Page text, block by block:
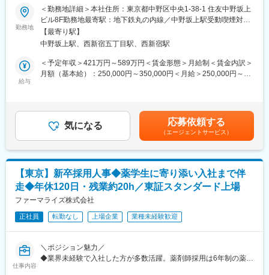
【幅広い商品群】
開発、販売の歴史を持つ人工呼吸器のみならず、急性期領域、在
宅ケア、手術室設備、外科系製品、産婦人科製品など、幅広い商
品群を持ちます。
日本における最先端医療機器の輸入商社として国内トップシェア
の製品を持ち、海外グループ会社による世界規模(アメリカ、フラ
【商社、メーカー双方の機能が強み】
海外の優れた医療機器を輸入し販売する商社機能のみならず、自
社グループメーカーによる製品開発・製造にも積極的に取り組ん
でいるほか、現場の声を生かしたOEMブランド「tkbシリーズ」も
展開しています。
変更の範囲：会社の定める業務
しい取り組みにもチャレンジできます。
◆薬剤師・調剤事務などの専門職採用を一気通貫で担当。採用難
易度の高い職種で専門性を高め、採用市場分析や母集団形成など
人事として市場価値を高められる環境です。
◆転勤なし、年間休日120日、残業20時間程度、土日祝休みのた
めメリハリをつけて働ける環境です。
【中途採用担当】をお任せします。
薬剤師・調剤事務の採用において、中途採用業務全般に携わって
いただきます。全国展開しているため、エリアごとの担当制を設
【業務内容】
下記の採用業務をチームで協力して行っていただきます。
・薬剤師、調剤事務の面接対応
・採用進捗の管理、分析
・採用企画、施策立案
・現場（店舗・エリア責任者）との連携、情報共有
・人材紹介会社（エージェント）との折衝 など
※面接対応のため土日にご勤務いただく可能性はございますが、原
則として土日出勤は想定しておらず、やむを得ない場合に限りま
勤務地
＜勤務地詳細＞本社住所：東京都中野区中央1-38-1 住友中野坂上
ビル8F勤務地最寄駅：地下鉄丸の内線／中野坂上駅受動喫煙対
策：屋内全面禁煙変更の範囲：会社の定める事業所
【最寄り駅】
中野坂上駅、西新宿五丁目駅、西新宿駅
給与
＜予定年収＞421万円～589万円＜賃金形態＞月給制＜賃金内訳＞
月額（基本給）：250,000円～350,000円＜月給＞250,000円～
年＜モデル年収：入社2年目＞残業20時間/月の場合 421万円～
589万円 主任：463万円～631万円賃金はあくまでも目安の金額
であり、選考を通じて上下する可能性があります。月給(月額)は固
定手当を含めた表記です。
気になる 応募依頼する
（エージェントサービス）
【東京】新卒採用人事◆薬学生に寄り添い入社まで伴
走◆年休120日・残業約20h／東証スタンダード上場
ファーマライズ株式会社
正社員 転勤なし 上場企業 業種未経験歓迎
仕事内容
＼ポジション魅力／
◆業界未経験で入社した方が多数活躍。薬剤師採用は6年制の薬学